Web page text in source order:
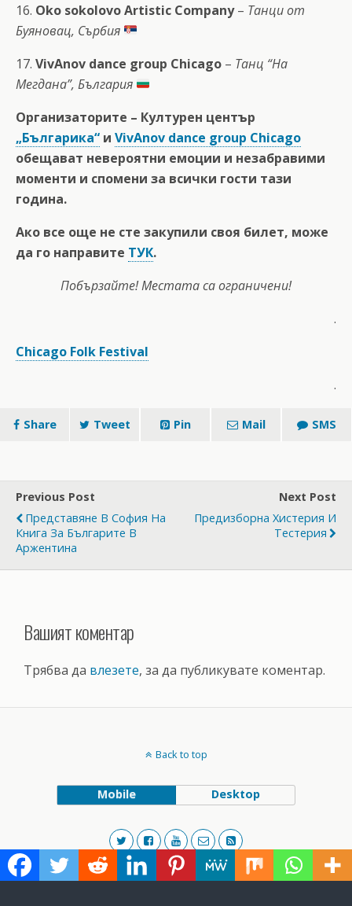
16. Oko sokolovo Artistic Company– Танци от
Буяновац, Сърбия
17. VivAnov dance group Chicago – Танц “На
Мегдана”, България
Организаторите – Културен център
„Българика“ и VivAnov dance group Chicago
обещават невероятни емоции и незабравими
моменти и спомени за всички гости тази
година.
Ако все още не сте закупили своя билет, може
да го направите ТУК.
Побързайте! Местата са ограничени!
.
Chicago Folk Festival
.
Share Tweet Pin Mail SMS
Previous Post
Представяне В София На
Книга За Българите В
Аржентина
Next Post
Предизборна Хистерия И
Тестерия
Вашият коментар
Трябва да влезете, за да публикувате коментар.
Back to top
Mobile Desktop